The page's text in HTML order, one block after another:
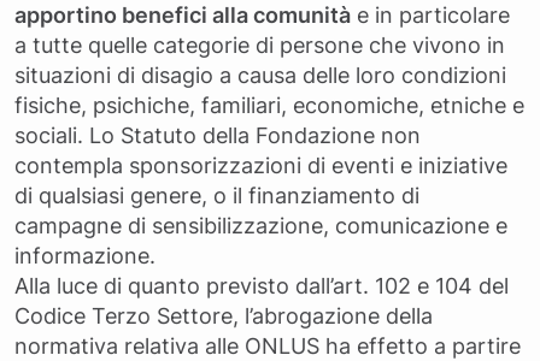
apportino benefici alla comunità e in particolare
a tutte quelle categorie di persone che vivono in
situazioni di disagio a causa delle loro condizioni
fisiche, psichiche, familiari, economiche, etniche e
sociali. Lo Statuto della Fondazione non
contempla sponsorizzazioni di eventi e iniziative
di qualsiasi genere, o il finanziamento di
campagne di sensibilizzazione, comunicazione e
informazione.
Alla luce di quanto previsto dall’art. 102 e 104 del
Codice Terzo Settore, l’abrogazione della
normativa relativa alle ONLUS ha effetto a partire